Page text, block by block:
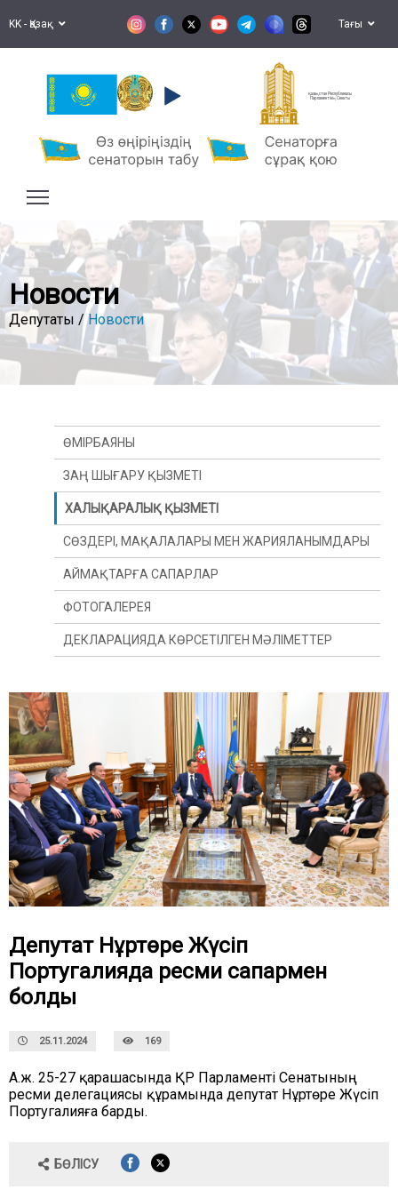
KK - Қазақ Тағы
Қазақстан Республикасы
Парламентінің Сенаты
Новости
Депутаты /Новости
Депутат Нұртөре Жүсіп
Португалияда ресми сапармен
болды
25.11.2024 169
А.ж. 25-27 қарашасында ҚР Парламенті Сенатының
ресми делегациясы құрамында депутат Нұртөре Жүсіп
Португалияға барды.
БӨЛІСУ
ӨМІРБАЯНЫ
ЗАҢ ШЫҒАРУ ҚЫЗМЕТІ
ХАЛЫҚАРАЛЫҚ ҚЫЗМЕТІ
СӨЗДЕРІ, МАҚАЛАЛАРЫ МЕН ЖАРИЯЛАНЫМДАРЫ
АЙМАҚТАРҒА САПАРЛАР
ФОТОГАЛЕРЕЯ
ДЕКЛАРАЦИЯДА КӨРСЕТІЛГЕН МӘЛІМЕТТЕР